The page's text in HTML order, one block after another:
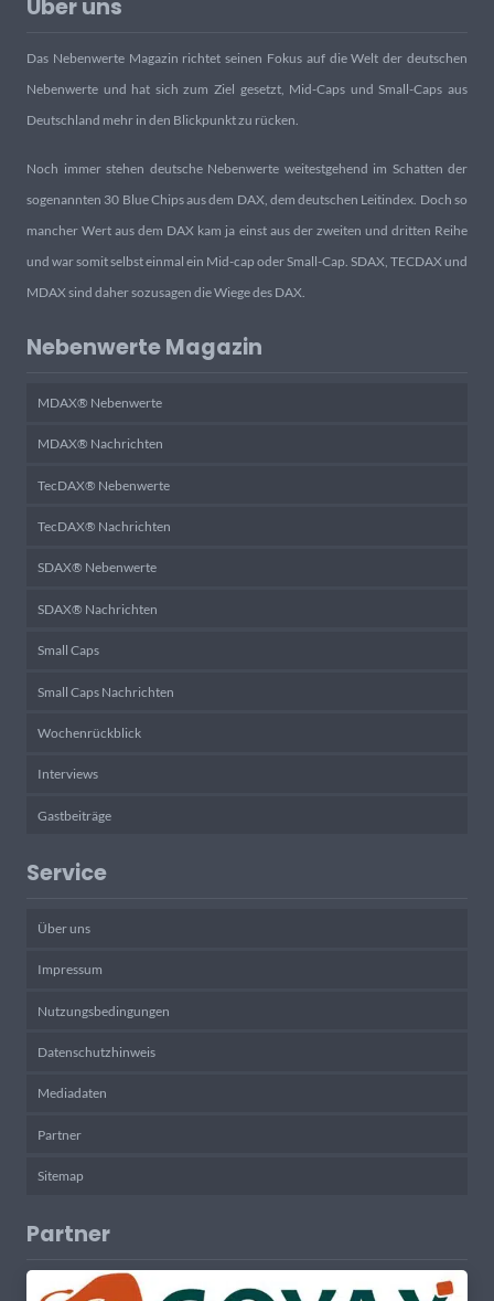
Über uns
Das Nebenwerte Magazin richtet seinen Fokus auf die Welt der deutschen
Nebenwerte und hat sich zum Ziel gesetzt, Mid-Caps und Small-Caps aus
Deutschland mehr in den Blickpunkt zu rücken.
Noch immer stehen deutsche Nebenwerte weitestgehend im Schatten der
sogenannten 30 Blue Chips aus dem DAX, dem deutschen Leitindex. Doch so
mancher Wert aus dem DAX kam ja einst aus der zweiten und dritten Reihe
und war somit selbst einmal ein Mid-cap oder Small-Cap. SDAX, TECDAX und
MDAX sind daher sozusagen die Wiege des DAX.
Nebenwerte Magazin
MDAX® Nebenwerte
MDAX® Nachrichten
TecDAX® Nebenwerte
TecDAX® Nachrichten
SDAX® Nebenwerte
SDAX® Nachrichten
Small Caps
Small Caps Nachrichten
Wochenrückblick
Interviews
Gastbeiträge
Service
Über uns
Impressum
Nutzungsbedingungen
Datenschutzhinweis
Mediadaten
Partner
Sitemap
Partner